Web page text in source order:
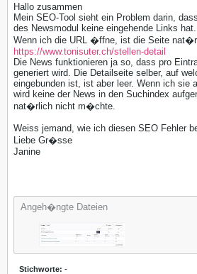
Hallo zusammen
Mein SEO-Tool sieht ein Problem darin,
des Newsmodul keine eingehende Links hat.
Wenn ich die URL �ffne, ist die Seite
https://www.tonisuter.ch/stellen-detail
Die News funktionieren ja so, dass pro
generiert wird. Die Detailseite selber, auf
eingebunden ist, ist aber leer. Wenn ich sie
wird keine der News in den Suchindex
nat�rlich nicht m�chte.
Weiss jemand, wie ich diesen SEO Fehler
Liebe Gr�sse
Janine
Angeh�ngte Dateien
Stichworte: -